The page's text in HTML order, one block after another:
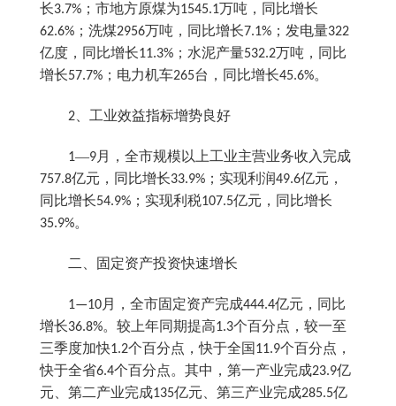
长3.7% ；市地方原煤为1545.1万吨，同比增长
62.6% ；洗煤2956万吨，同比增长7.1% ；发电量322
亿度，同比增长11.3% ；水泥产量532.2万吨，同比
增长57.7% ；电力机车265台，同比增长45.6%。
2 、工业效益指标增势良好
1—9月，全市规模以上工业主营业务收入完成
757.8亿元，同比增长33.9% ；实现利润49.6亿元，
同比增长54.9% ；实现利税107.5亿元，同比增长
35.9%。
二、固定资产投资快速增长
1—10月，全市固定资产完成444.4亿元，同比
增长36.8%。较上年同期提高1.3个百分点，较一至
三季度加快1.2个百分点，快于全国 11.9个百分点，
快于全省6.4个百分点。其中，第一产业完成23.9亿
元、第二产业完成135亿元、第三产业完成285.5亿